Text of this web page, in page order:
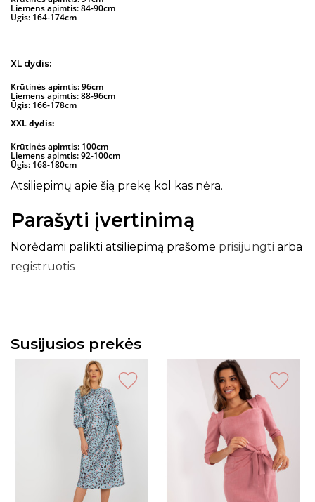
Liemens apimtis: 84-90cm
Ūgis: 164-174cm
XL dydis:
Krūtinės apimtis: 96cm
Liemens apimtis: 88-96cm
Ūgis: 166-178cm
XXL dydis:
Krūtinės apimtis: 100cm
Liemens apimtis: 92-100cm
Ūgis: 168-180cm
Atsiliepimų apie šią prekę kol kas nėra.
Parašyti įvertinimą
Norėdami palikti atsiliepimą prašome prisijungti arba
registruotis
Susijusios prekės